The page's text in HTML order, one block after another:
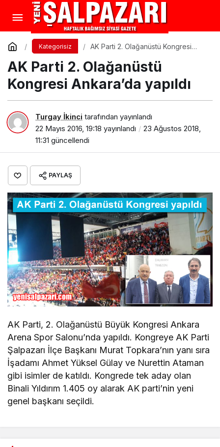
Kategorisiz
AK Parti 2. Olağanüstü Kongresi
AK Parti 2. Olağanüstü
Kongresi Ankara’da yapıldı
Turgay İkinci tarafından yayınlandı
22 Mayıs 2016, 19:18 yayınlandı
23 Ağustos 2018,
11:31 güncellendi
PAYLAŞ
AK Parti, 2. Olağanüstü Büyük Kongresi Ankara
Arena Spor Salonu’nda yapıldı. Kongreye AK Parti
Şalpazarı İlçe Başkanı Murat Topkara’nın yanı sıra
İşadamı Ahmet Yüksel Gülay ve Nurettin Ataman
gibi isimler de katıldı. Kongrede tek aday olan
Binali Yıldırım 1.405 oy alarak AK parti’nin yeni
genel başkanı seçildi.